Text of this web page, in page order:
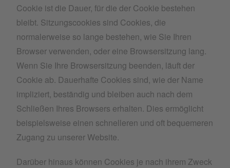
Cookie ist die Dauer, für die der Cookie bestehen
bleibt. Sitzungscookies sind Cookies, die
normalerweise so lange bestehen, wie Sie Ihren
Browser verwenden, oder eine Browsersitzung lang.
Wenn Sie Ihre Browsersitzung beenden, läuft der
Cookie ab. Dauerhafte Cookies sind, wie der Name
impliziert, beständig und bleiben auch nach dem
Schließen Ihres Browsers erhalten. Dies ermöglicht
beispielsweise einen schnelleren und oft bequemeren
Zugang zu unserer Website.
Darüber hinaus können Cookies je nach ihrem Zweck